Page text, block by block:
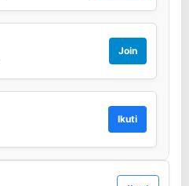
Join
Ikuti